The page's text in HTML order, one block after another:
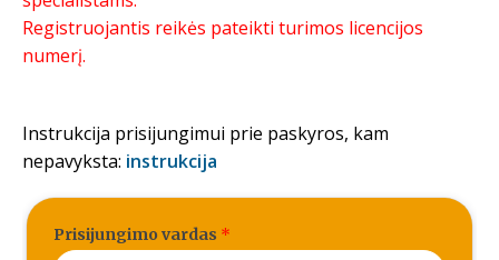
Registruojantis reikės pateikti turimos licencijos
numerį.
Instrukcija prisijungimui prie paskyros, kam
nepavyksta: instrukcija
Prisijungimo vardas *